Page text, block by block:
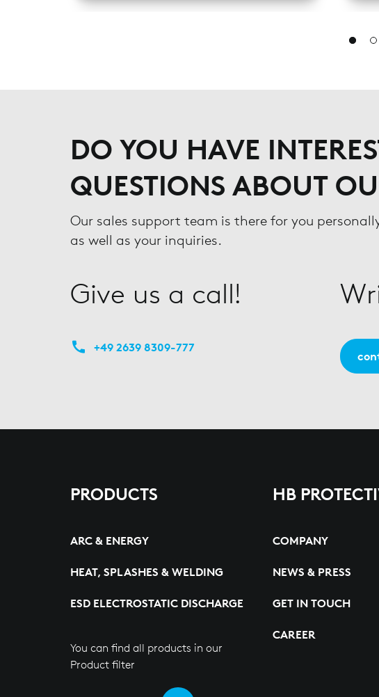
DO YOU HAVE
QUESTIONS ABOUT
Our sales support team is there for you
as well as your inquiries.
Give us a call!
+49 2639 8309-777
PRODUCTS
ARC & ENERGY
HEAT, SPLASHES & WELDING
ESD ELECTROSTATIC DISCHARGE
You can find all products in our
Product filter
HB
COMPANY
NEWS & PRESS
GET IN TOUCH
CAREER